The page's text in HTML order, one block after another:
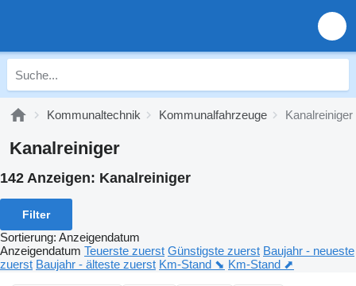
Kommunaltechnik Kommunalfahrzeuge Kanalreiniger
Kanalreiniger
142 Anzeigen: Kanalreiniger
Filter
Sortierung: Anzeigendatum
Anzeigendatum Teuerste zuerst Günstigste zuerst Baujahr - neueste
zuerst Baujahr - älteste zuerst Km-Stand ⬊ Km-Stand ⬈